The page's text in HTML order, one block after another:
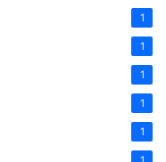
1
1
1
1
1